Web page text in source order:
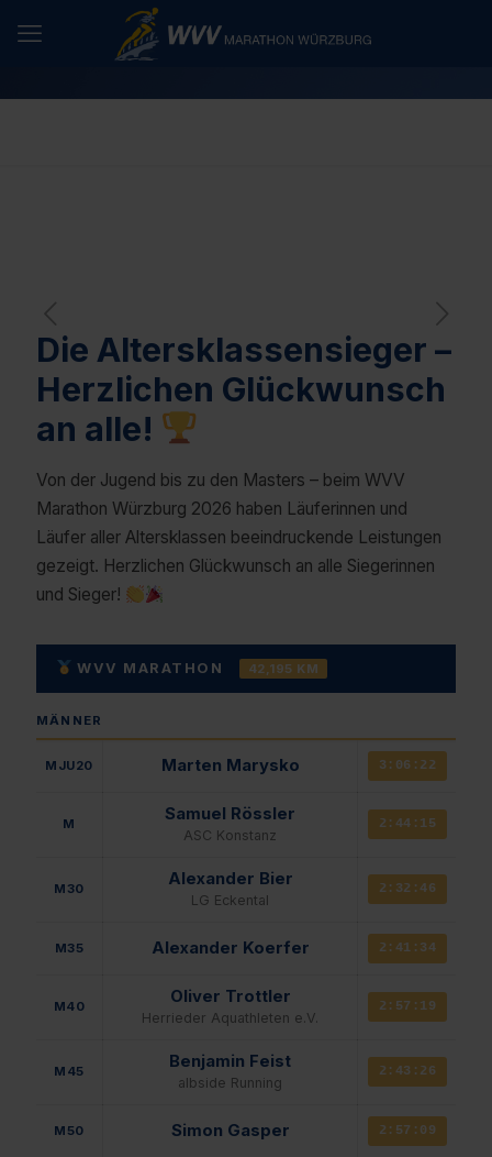
Die Altersklassensieger –
Herzlichen Glückwunsch
an alle!
Von der Jugend bis zu den Masters – beim WVV
Marathon Würzburg 2026 haben Läuferinnen und
Läufer aller Altersklassen beeindruckende Leistungen
gezeigt. Herzlichen Glückwunsch an alle Siegerinnen
und Sieger!
WVV MARATHON 42,195 KM
MÄNNER
MJU20 Marten Marysko 3:06:22
M Samuel Rössler
ASC Konstanz
2:44:15
M30 Alexander Bier
LG Eckental
2:32:46
M35 Alexander Koerfer 2:41:34
M40 Oliver Trottler
Herrieder Aquathleten e.V.
2:57:19
M45 Benjamin Feist
albside Running
2:43:26
M50 Simon Gasper 2:57:09